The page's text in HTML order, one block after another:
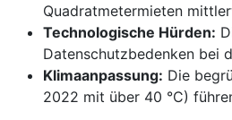
Quadratmetermieten
Technologische Hürden:
Datenschutzbedenken bei
Klimaanpassung: Die
2022 mit über 40 °C)